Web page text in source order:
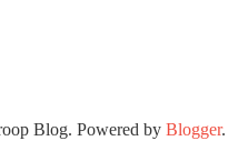
Blog. Powered by Blogger.